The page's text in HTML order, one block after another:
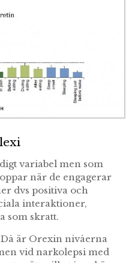
variabel men som
när de engagerar
dvs positiva och
interaktioner,
som skratt.
är Orexin nivåerna
vid narkolepsi med